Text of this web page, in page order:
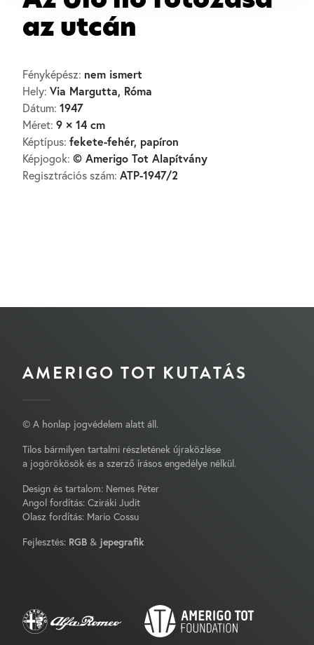
az utcán
Fényképész: nem ismert
Hely: Via Margutta, Róma
Dátum: 1947
Méret: 9 × 14 cm
Képtípus: fekete-fehér, papíron
Képjogok: © Amerigo Tot Alapítvány
Regisztrációs szám: ATP-1947/2
AMERIGO TOT KUTATÁS
© A honlap jogvédelem alatt áll.
Tilos bármilyen tartalmi részletének újraközlése
a jogörökösök és a szerző írásos engedélye nélkül.
Design és tartalom: Nemes Péter
Angol fordítás: Cziráki Judit
Olasz fordítás: Mario Cossu
Fejlesztés: RGB & jepegrafik